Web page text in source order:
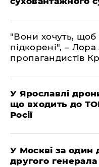
"Вони хочуть,
підкорені", –
пропагандистів
У Ярославлі
що входить до
Росії
​У Москві за один
другого